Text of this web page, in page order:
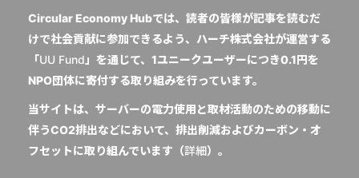
Circular Economy Hubでは、読者の皆様が記事を読むだ
けで社会貢献に参加できるよう、ハーチ株式会社が運営する
「UU Fund 」を通じて、1ユニークユーザーにつき0.1円を
NPO団体に寄付する取り組みを行っています。
当サイトは、サーバーの電力使用と取材活動のための移動に
伴うCO2排出などにおいて、排出削減およびカーボン・オ
フセットに取り組んでいます（詳細）。